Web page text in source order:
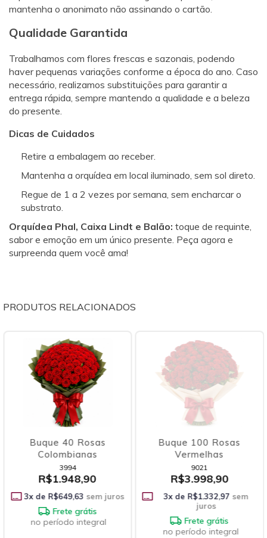
mantenha o anonimato não assinando o cartão.
Qualidade Garantida
Trabalhamos com flores frescas e sazonais, podendo
haver pequenas variações conforme a época do ano. Caso
necessário, realizamos substituições para garantir a
entrega rápida, sempre mantendo a qualidade e a beleza
do presente.
Dicas de Cuidados
Retire a embalagem ao receber.
Mantenha a orquídea em local iluminado, sem sol direto.
Regue de 1 a 2 vezes por semana, sem encharcar o
substrato.
Orquídea Phal, Caixa Lindt e Balão: toque de requinte,
sabor e emoção em um único presente. Peça agora e
surpreenda quem você ama!
PRODUTOS RELACIONADOS
Buque 40 Rosas
Colombianas
3994
R$1.948,90
3x de R$649,63 sem juros
Frete grátis
no período integral
Buque 100 Rosas
Vermelhas
9021
R$3.998,90
3x de R$1.332,97 sem
juros
Frete grátis
no período integral